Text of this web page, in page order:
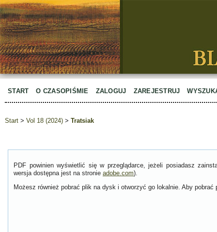
START O CZASOPIŚMIE ZALOGUJ ZAREJESTRUJ
Start > Vol 18 (2024) > Tratsiak
PDF powinien wyświetlić się w przeglądarce, jeżeli posiadasz
wersja dostępna jest na stronie adobe.com).
Możesz również pobrać plik na dysk i otworzyć go lokalnie. Aby